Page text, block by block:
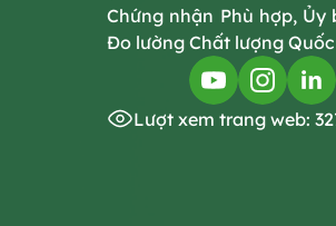
Chứng nhận Phù hợp, Ủy
Đo lường Chất lượng Quốc
Lượt xem trang web: